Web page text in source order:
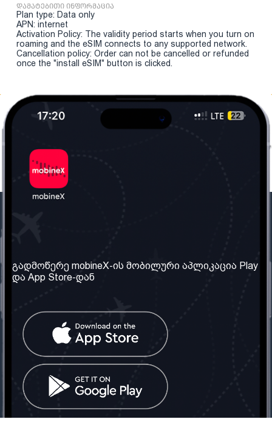
დამატებითი ინფორმაცია
Plan type: Data only
APN: internet
Activation Policy: The validity period starts when you turn on
roaming and the eSIM connects to any supported network.
Cancellation policy: Order can not be cancelled or refunded
once the "install eSIM" button is clicked.
ჩვენ შესახებ
ჩვენი სერვისები
წესები და პირობები
კითხვები
კონტაქტი
საქართველო: თბილისი
ტელ: 032 2 04 00 50
ელ. ფოსტა:
info@mobinex.ge
სოციალური ქსელი
გადმოწერე mobineX-ის მობილური აპლიკაცია Play
და App Store-დან